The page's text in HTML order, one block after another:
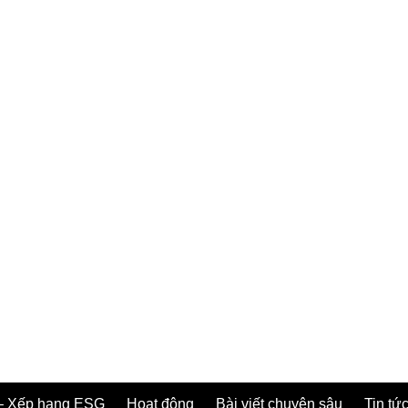
Xếp hạng ESG Hoạt động Bài viết chuyên sâu Tin